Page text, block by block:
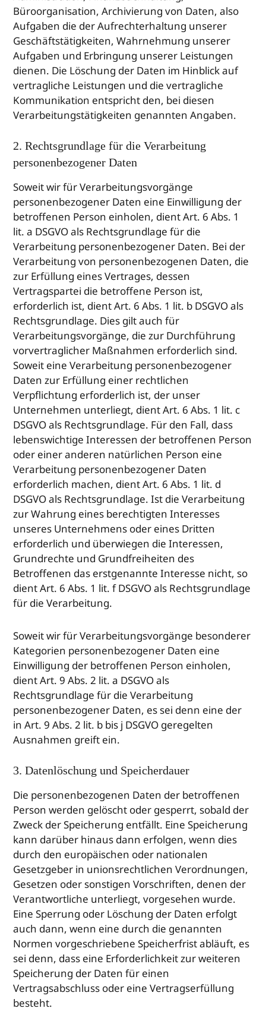
Büroorganisation, Archivierung von Daten, also
Aufgaben die der Aufrechterhaltung unserer
Geschäftstätigkeiten, Wahrnehmung unserer
Aufgaben und Erbringung unserer Leistungen
dienen. Die Löschung der Daten im Hinblick auf
vertragliche Leistungen und die vertragliche
Kommunikation entspricht den, bei diesen
Verarbeitungstätigkeiten genannten Angaben.
2. Rechtsgrundlage für die Verarbeitung
personenbezogener Daten
Soweit wir für Verarbeitungsvorgänge
personenbezogener Daten eine Einwilligung der
betroffenen Person einholen, dient Art. 6 Abs. 1
lit. a DSGVO als Rechtsgrundlage für die
Verarbeitung personenbezogener Daten. Bei der
Verarbeitung von personenbezogenen Daten, die
zur Erfüllung eines Vertrages, dessen
Vertragspartei die betroffene Person ist,
erforderlich ist, dient Art. 6 Abs. 1 lit. b DSGVO als
Rechtsgrundlage. Dies gilt auch für
Verarbeitungsvorgänge, die zur Durchführung
vorvertraglicher Maßnahmen erforderlich sind.
Soweit eine Verarbeitung personenbezogener
Daten zur Erfüllung einer rechtlichen
Verpflichtung erforderlich ist, der unser
Unternehmen unterliegt, dient Art. 6 Abs. 1 lit. c
DSGVO als Rechtsgrundlage. Für den Fall, dass
lebenswichtige Interessen der betroffenen Person
oder einer anderen natürlichen Person eine
Verarbeitung personenbezogener Daten
erforderlich machen, dient Art. 6 Abs. 1 lit. d
DSGVO als Rechtsgrundlage. Ist die Verarbeitung
zur Wahrung eines berechtigten Interesses
unseres Unternehmens oder eines Dritten
erforderlich und überwiegen die Interessen,
Grundrechte und Grundfreiheiten des
Betroffenen das erstgenannte Interesse nicht, so
dient Art. 6 Abs. 1 lit. f DSGVO als Rechtsgrundlage
für die Verarbeitung.
Soweit wir für Verarbeitungsvorgänge besonderer
Kategorien personenbezogener Daten eine
Einwilligung der betroffenen Person einholen,
dient Art. 9 Abs. 2 lit. a DSGVO als
Rechtsgrundlage für die Verarbeitung
personenbezogener Daten, es sei denn eine der
in Art. 9 Abs. 2 lit. b bis j DSGVO geregelten
Ausnahmen greift ein.
3. Datenlöschung und Speicherdauer
Die personenbezogenen Daten der betroffenen
Person werden gelöscht oder gesperrt, sobald der
Zweck der Speicherung entfällt. Eine Speicherung
kann darüber hinaus dann erfolgen, wenn dies
durch den europäischen oder nationalen
Gesetzgeber in unionsrechtlichen Verordnungen,
Gesetzen oder sonstigen Vorschriften, denen der
Verantwortliche unterliegt, vorgesehen wurde.
Eine Sperrung oder Löschung der Daten erfolgt
auch dann, wenn eine durch die genannten
Normen vorgeschriebene Speicherfrist abläuft, es
sei denn, dass eine Erforderlichkeit zur weiteren
Speicherung der Daten für einen
Vertragsabschluss oder eine Vertragserfüllung
besteht.